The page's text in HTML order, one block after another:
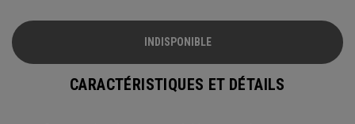
INDISPONIBLE
CARACTÉRISTIQUES ET DÉTAILS